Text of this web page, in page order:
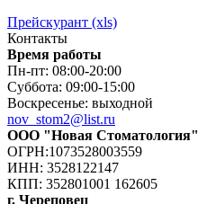
Прейскурант (xls)
Контакты
Время работы
Пн-пт: 08:00-20:00
Суббота: 09:00-15:00
Воскресенье: выходной
nov_stom2@list.ru
ООО "Новая Стоматология"
ОГРН:1073528003559
ИНН: 3528122147
КПП: 352801001 162605
г. Череповец